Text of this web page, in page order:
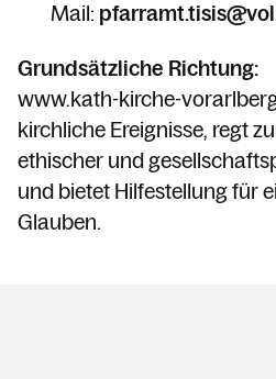
Mail:
Grundsätzliche Richtung:
www.kath-kirche-
kirchliche Ereignisse, regt
ethischer und
und bietet Hilfestellung für
Glauben.